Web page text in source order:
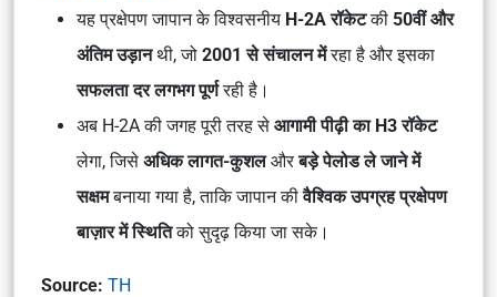
यह प्रक्षेपण जापान के विश्वसनीय H-2A रॉकेटकी 50वीं और
अंतिम उड़ानथी, जो 2001 से संचालन मेंरहा है और इसका
सफलता दर लगभग पूर्णरही है।
अब H-2A की जगह पूरी तरह से आगामी पीढ़ी का H3 रॉकेट
लेगा, जिसे अधिक लागत-कुशलऔरबड़े पेलोड ले जाने में
सक्षमबनाया गया है, ताकि जापान कीवैश्विक उपग्रह प्रक्षेपण
बाज़ार में स्थितिको सुदृढ़ किया जा सके।
Source: TH